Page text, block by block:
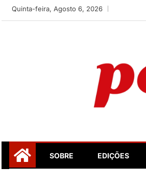
Skip
to
Quinta-feira, Agosto 6, 2026
Portugalidade
SOBRE EDIÇÕES